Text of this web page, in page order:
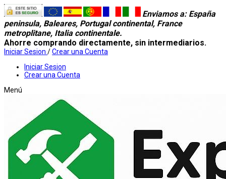
Enviamos a: España
peninsula, Baleares, Portugal continental, France
metroplitane, Italia continentale.
Ahorre comprando directamente, sin intermediarios.
Iniciar Sesion /Crear una Cuenta
Iniciar Sesion
Crear una Cuenta
Menú